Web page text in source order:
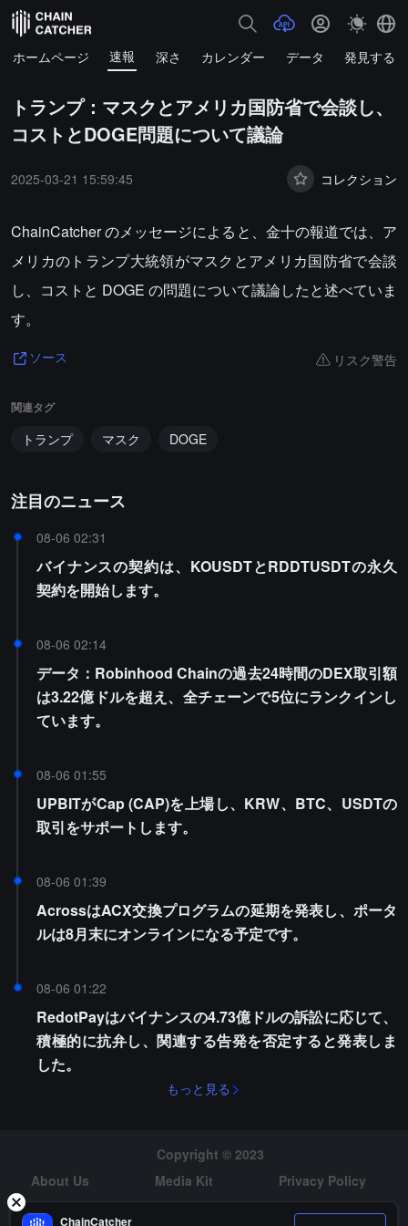
ホームページ 速報 深さ カレンダー データ 発見する
トランプ：マスクとアメリカ国防省で会談し、
コストとDOGE問題について議論
2025-03-21 15:59:45 コレクション
ChainCatcher のメッセージによると、金十の報道では、ア
メリカのトランプ大統領がマスクとアメリカ国防省で会談
し、コストと DOGE の問題について議論したと述べていま
す。
ソース リスク警告
関連タグ
トランプ マスク DOGE
注目のニュース
08-06 02:31
バイナンスの契約は、KOUSDTとRDDTUSDTの永久
契約を開始します。
08-06 02:14
データ：Robinhood Chainの過去24時間のDEX取引額
は3.22億ドルを超え、全チェーンで5位にランクインし
ています。
08-06 01:55
UPBITがCap (CAP)を上場し、KRW、BTC、USDTの
取引をサポートします。
08-06 01:39
AcrossはACX交換プログラムの延期を発表し、ポータ
ルは8月末にオンラインになる予定です。
08-06 01:22
RedotPayはバイナンスの4.73億ドルの訴訟に応じて、
積極的に抗弁し、関連する告発を否定すると発表しま
した。
もっと見る
Copyright © 2023
About Us
Media Kit
Privacy Policy
Risk Warning
Hiring
ChainCatcher